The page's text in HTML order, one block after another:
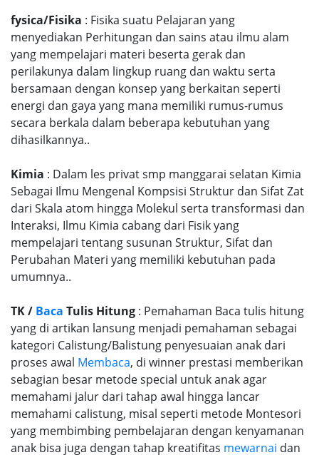
fysica/Fisika : Fisika suatu Pelajaran yang
menyediakan Perhitungan dan sains atau ilmu alam
yang mempelajari materi beserta gerak dan
perilakunya dalam lingkup ruang dan waktu serta
bersamaan dengan konsep yang berkaitan seperti
energi dan gaya yang mana memiliki rumus-rumus
secara berkala dalam beberapa kebutuhan yang
dihasilkannya..
Kimia : Dalam les privat smp manggarai selatan Kimia
Sebagai Ilmu Mengenal Kompsisi Struktur dan Sifat Zat
dari Skala atom hingga Molekul serta transformasi dan
Interaksi, Ilmu Kimia cabang dari Fisik yang
mempelajari tentang susunan Struktur, Sifat dan
Perubahan Materi yang memiliki kebutuhan pada
umumnya..
TK / Baca Tulis Hitung : Pemahaman Baca tulis hitung
yang di artikan lansung menjadi pemahaman sebagai
kategori Calistung/Balistung penyesuaian anak dari
proses awal Membaca, di winner prestasi memberikan
sebagian besar metode special untuk anak agar
memahami jalur dari tahap awal hingga lancar
memahami calistung, misal seperti metode Montesori
yang membimbing pembelajaran dengan kenyamanan
anak bisa juga dengan tahap kreatifitas mewarnai dan